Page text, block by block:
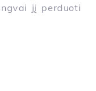
jį perduoti